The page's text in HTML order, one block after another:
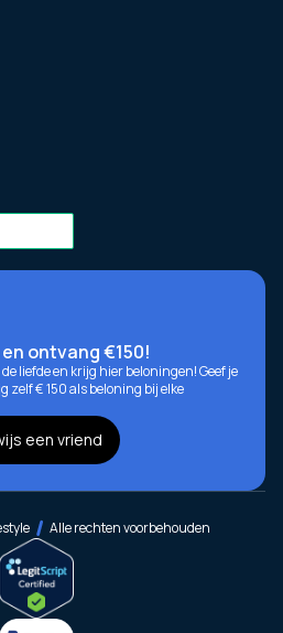
ontvang €150!
de liefde en krijg hier beloningen! Geef je
zelf € 150 als beloning bij elke
een vriend
Alle rechten voorbehouden